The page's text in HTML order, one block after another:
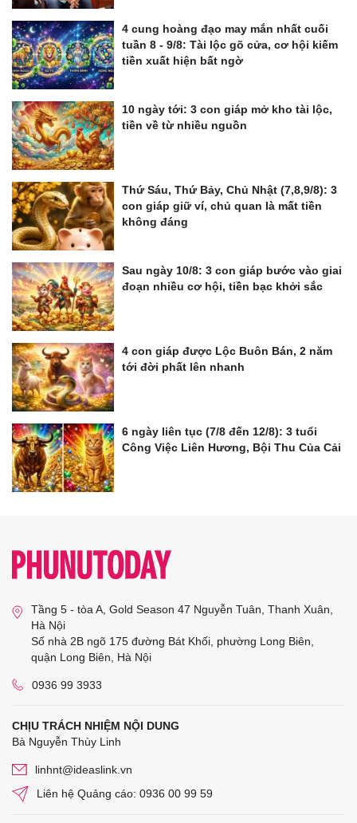
4 cung hoàng đạo may mắn nhất cuối
tuần 8 - 9/8: Tài lộc gõ cửa, cơ hội kiếm
tiền xuất hiện bất ngờ
10 ngày tới: 3 con giáp mở kho tài lộc,
tiền về từ nhiều nguồn
Thứ Sáu, Thứ Bảy, Chủ Nhật (7,8,9/8): 3
con giáp giữ ví, chủ quan là mất tiền
không đáng
Sau ngày 10/8: 3 con giáp bước vào giai
đoạn nhiều cơ hội, tiền bạc khởi sắc
4 con giáp được Lộc Buôn Bán, 2 năm
tới đời phất lên nhanh
6 ngày liên tục (7/8 đến 12/8): 3 tuổi
Công Việc Liên Hương, Bội Thu Của Cải
Tầng 5 - tòa A, Gold Season 47 Nguyễn Tuân, Thanh Xuân,
Hà Nội
Số nhà 2B ngõ 175 đường Bát Khối, phường Long Biên,
quận Long Biên, Hà Nội
0936 99 3933
CHỊU TRÁCH NHIỆM NỘI DUNG
Bà Nguyễn Thùy Linh
linhnt@ideaslink.vn
Liên hệ Quảng cáo: 0936 00 99 59